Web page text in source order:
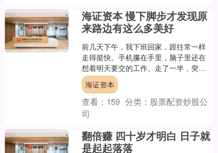
海证资本 慢下脚步才发现原
来路边有这么多美好
前几天下午，我下班回家，跟往常一样
走得挺快。手机攥在手里，脑子里还在
想着明天要交的工作。走了一半，突然
鞋带松了，只好蹲下来系。 就是蹲下那
一会儿，我眼睛往旁边一....
海证资本
查看： 159 分类： 股票配资炒股公
司
翻倍赚 四十岁才明白 日子就
是起起落落